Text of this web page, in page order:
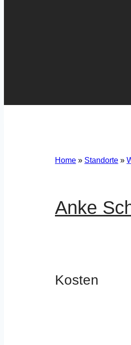
Home » Standorte »
Anke
Kosten